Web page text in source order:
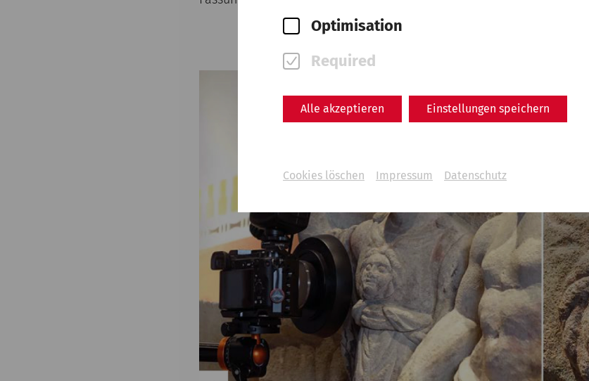
Optimisation
Required
Alle akzeptieren Einstellungen speichern
Cookies löschen Impressum Datenschutz